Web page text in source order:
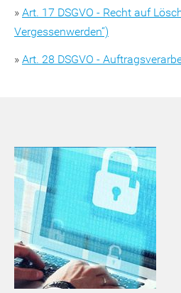
» Art. 17 DSGVO - Recht auf
Vergessenwerden“)
» Art. 28 DSGVO -